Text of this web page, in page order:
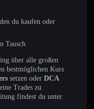
du kaufen oder
Tausch
über alle großen
bestmöglichen Kurs
setzen oder DCA
Trades zu
findest du unter